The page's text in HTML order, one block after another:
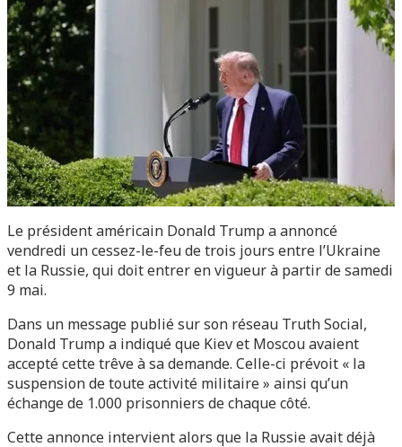
Le président américain Donald Trump a annoncé
vendredi un cessez-le-feu de trois jours entre l’Ukraine
et la Russie, qui doit entrer en vigueur à partir de samedi
9 mai.
Dans un message publié sur son réseau Truth Social,
Donald Trump a indiqué que Kiev et Moscou avaient
accepté cette trêve à sa demande. Celle-ci prévoit « la
suspension de toute activité militaire » ainsi qu’un
échange de 1.000 prisonniers de chaque côté.
Cette annonce intervient alors que la Russie avait déjà